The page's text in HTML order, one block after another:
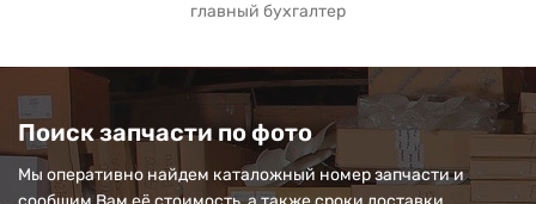
главный бухгалтер
Поиск запчасти по фото
Мы оперативно найдем каталожный номер запчасти и